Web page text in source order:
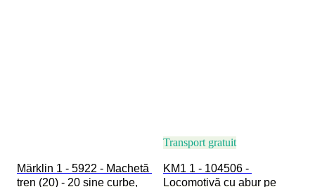
Märklin 1 - 5922 - Machetă
tren (20) - 20 șine curbe,
Transport gratuit
KM1 1 - 104506 -
Locomotivă cu abur pe